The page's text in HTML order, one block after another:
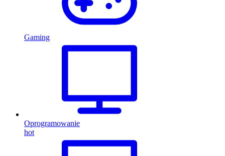
Gaming
Oprogramowanie
hot